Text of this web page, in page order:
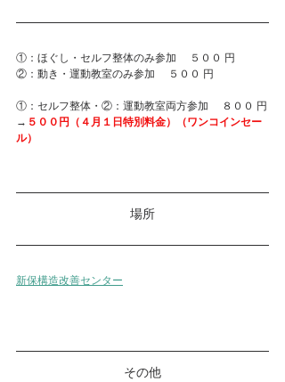
①：ほぐし・セルフ整体のみ参加　 ５００ 円
②：動き・運動教室のみ参加　 ５００ 円
①：セルフ整体・②：運動教室両方参加　 ８００ 円
→ ５００円（４月１日特別料金）（ワンコインセー
ル）
場所
新保構造改善センター
その他